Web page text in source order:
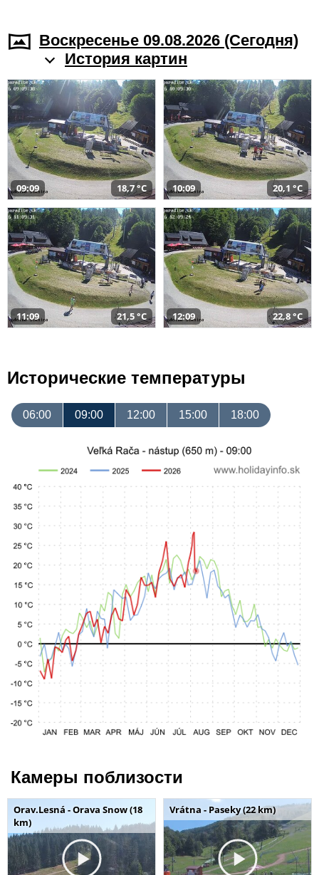
Воскресенье 09.08.2026 (Cегодня)
История картин
09:09 18,7 °C 10:09 20,1 °C
11:09 21,5 °C 12:09 22,8 °C
Исторические температуры
06:00 09:00 12:00 15:00 18:00
Камеры поблизости
Orav.Lesná - Orava Snow (18
km)
Vrátna - Paseky (22 km)